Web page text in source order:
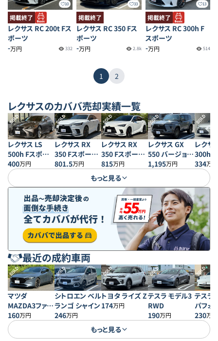
10
掲載終了
レクサス RC 200t Fス
ポーツ
-万円 332
33
掲載終了
レクサス RC 350 Fス
ポーツ
-万円 2.8k
13
掲載終了
レクサス RC 300h F
スポーツ
-万円 514
1 2
レクサスのカババ売却実績一覧
SOLD
レクサス LS
500h Fスポー
ツ AWD
400万円
SOLD
レクサス RX
350 Fスポーツ
4WD
801.5万円
SOLD
レクサス RX
350 Fスポーツ
4WD
815万円
SOLD
レクサス GX
550 バージョン
L
1,195万円
SOLD
レクサ
300h
ンL
334万円
もっと見る
最近の成約車両
SOLD
マツダ
MAZDA3ファス
トバック 20S プ
ロアクティブ
160万円
SOLD
シトロエン ベル
ランゴ シャイン
246万円
SOLD
トヨタ ライズ Z
174万円
SOLD
テスラ モデル3
RWD
190万円
SOLD
テスラ
パフォ
230万円
もっと見る